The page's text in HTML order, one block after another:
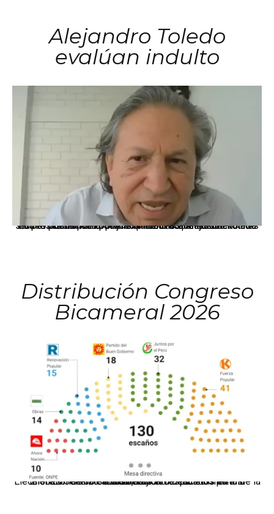
Alejandro Toledo
evalúan indulto
La presidenta Keiko Fujimori informó que la solicitud de indulto presentada por el expresidente Alejandro Toledo será evaluada por la Comisión de Gracias Presidenciales conforme al procedimiento establecido.
Distribución Congreso
Bicameral 2026
El JNE oficializó la distribución de escaños para la elección de 60 senadores y 130 diputados en las Elecciones Generales 2026, tras el restablecimiento de la Bicameralidad.